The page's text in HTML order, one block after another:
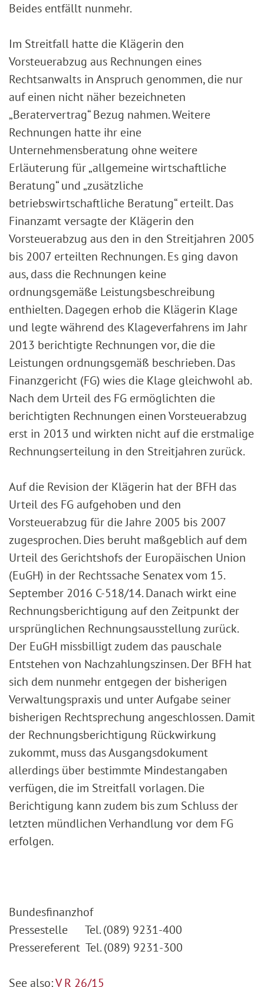
Beides entfällt nunmehr.
Im Streitfall hatte die Klägerin den
Vorsteuerabzug aus Rechnungen eines
Rechtsanwalts in Anspruch genommen, die nur
auf einen nicht näher bezeichneten
„Beratervertrag“ Bezug nahmen. Weitere
Rechnungen hatte ihr eine
Unternehmensberatung ohne weitere
Erläuterung für „allgemeine wirtschaftliche
Beratung“ und „zusätzliche
betriebswirtschaftliche Beratung“ erteilt. Das
Finanzamt versagte der Klägerin den
Vorsteuerabzug aus den in den Streitjahren 2005
bis 2007 erteilten Rechnungen. Es ging davon
aus, dass die Rechnungen keine
ordnungsgemäße Leistungsbeschreibung
enthielten. Dagegen erhob die Klägerin Klage
und legte während des Klageverfahrens im Jahr
2013 berichtigte Rechnungen vor, die die
Leistungen ordnungsgemäß beschrieben. Das
Finanzgericht (FG) wies die Klage gleichwohl ab.
Nach dem Urteil des FG ermöglichten die
berichtigten Rechnungen einen Vorsteuerabzug
erst in 2013 und wirkten nicht auf die erstmalige
Rechnungserteilung in den Streitjahren zurück.
Auf die Revision der Klägerin hat der BFH das
Urteil des FG aufgehoben und den
Vorsteuerabzug für die Jahre 2005 bis 2007
zugesprochen. Dies beruht maßgeblich auf dem
Urteil des Gerichtshofs der Europäischen Union
(EuGH) in der Rechtssache Senatex vom 15.
September 2016 C-518/14. Danach wirkt eine
Rechnungsberichtigung auf den Zeitpunkt der
ursprünglichen Rechnungsausstellung zurück.
Der EuGH missbilligt zudem das pauschale
Entstehen von Nachzahlungszinsen. Der BFH hat
sich dem nunmehr entgegen der bisherigen
Verwaltungspraxis und unter Aufgabe seiner
bisherigen Rechtsprechung angeschlossen. Damit
der Rechnungsberichtigung Rückwirkung
zukommt, muss das Ausgangsdokument
allerdings über bestimmte Mindestangaben
verfügen, die im Streitfall vorlagen. Die
Berichtigung kann zudem bis zum Schluss der
letzten mündlichen Verhandlung vor dem FG
erfolgen.
Bundesfinanzhof
Pressestelle Tel. (089) 9231-400
Pressereferent Tel. (089) 9231-300
See also:V R 26/15